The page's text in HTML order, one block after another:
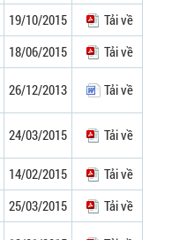
19/10/2015
Tải về
18/06/2015 Tải về
26/12/2013 Tải về
24/03/2015 Tải về
14/02/2015
Tải về
25/03/2015 Tải về